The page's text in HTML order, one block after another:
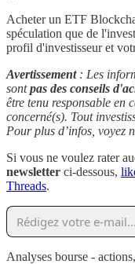
Acheter un ETF
spéculation que de
profil d'investisseur et
Avertissement: Les
sontpas des conseils
être tenu responsable en
concerné(s). Tout
Pour plus d’infos, voyez
Si vous ne voulez rater
newsletter ci-dessous,
Threads.
Analyses bourse -